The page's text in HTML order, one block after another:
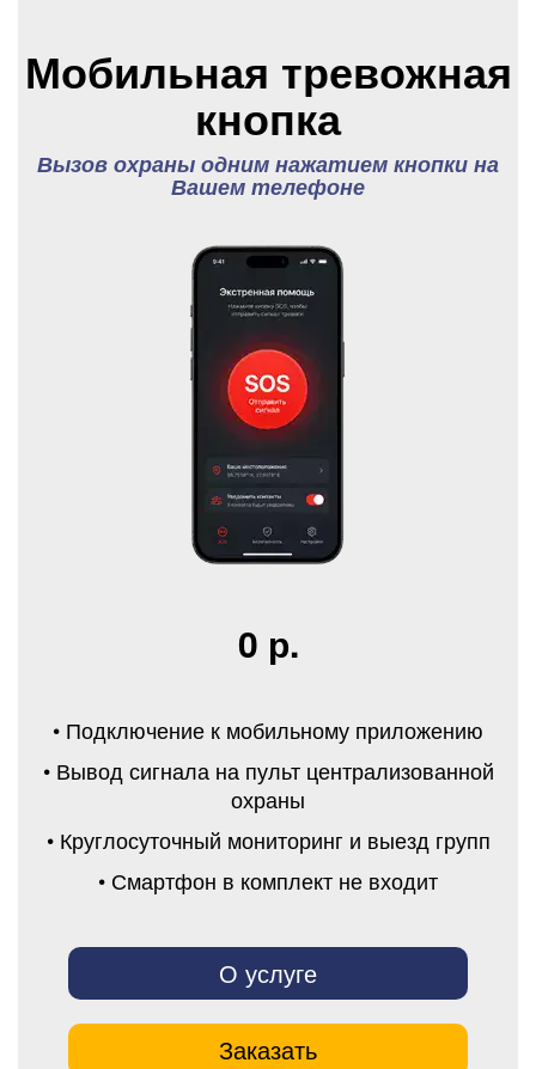
Мобильная тревожная
кнопка
Вызов охраны одним нажатием кнопки на
Вашем телефоне
0 р.
• Подключение к мобильному приложению
• Вывод сигнала на пульт централизованной
охраны
• Круглосуточный мониторинг и выезд групп
• Смартфон в комплект не входит
О услуге
Заказать